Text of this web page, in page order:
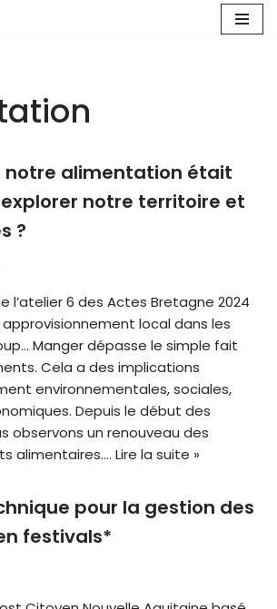
notre alimentation était
notre territoire et
?
l’atelier 6 des Actes Bretagne 2024
local dans les
Manger dépasse le simple fait
Cela a des implications
environnementales, sociales,
Depuis le début des
observons un renouveau des
alimentaires.… Lire la suite »
pour la gestion des
festivals*